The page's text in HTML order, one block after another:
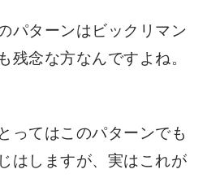
パターンはビックリマン
残念な方なんですよね。
ってはこのパターンでも
はしますが、実はこれが